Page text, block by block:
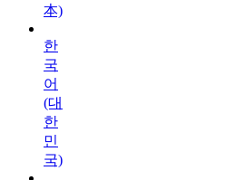
本)
한
국
어
(대
한
민
국)